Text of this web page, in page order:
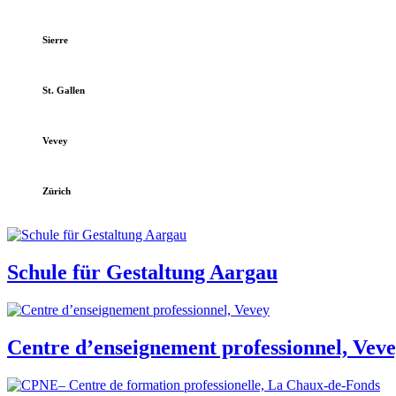
Sierre
St. Gallen
Vevey
Zürich
Schule für Gestaltung Aargau
Centre d’enseignement professionnel,